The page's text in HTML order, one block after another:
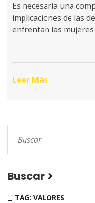
Es necesaria una
implicaciones de las
enfrentan las
Leer Más
Buscar
TAG: VALORES